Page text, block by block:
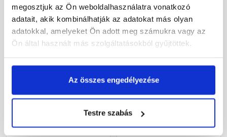
megosztjuk az Ön weboldalhasználatra vonatkozó
adatait, akik kombinálhatják az adatokat más olyan
adatokkal, amelyeket Ön adott meg számukra vagy az
Ön által használt más szolgáltatásokból gyűjtöttek.
Az összes engedélyezése
Testre szabás
Megnézem Megnézem